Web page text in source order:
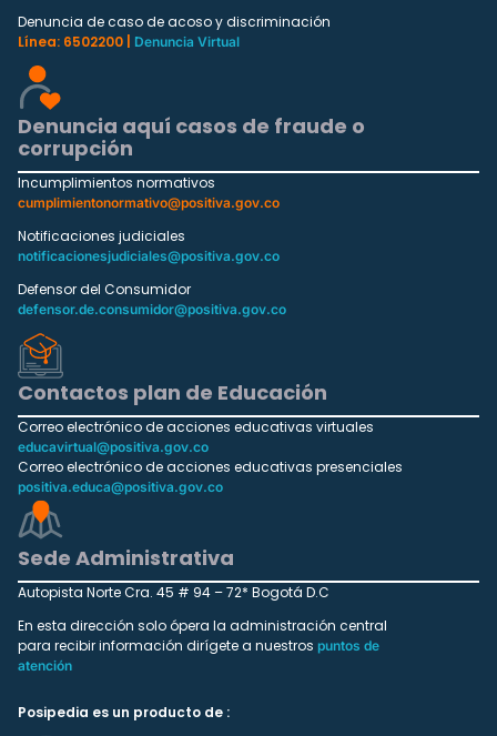
Denuncia de caso de acoso y discriminación
Línea: 6502200 |
Denuncia Virtual
Denuncia aquí casos de fraude o
corrupción
Incumplimientos normativos
cumplimientonormativo@positiva.gov.co
Notificaciones judiciales
notificacionesjudiciales@positiva.gov.co
Defensor del Consumidor
defensor.de.consumidor@positiva.gov.co
Contactos plan de Educación
Correo electrónico de acciones educativas virtuales
educavirtual@positiva.gov.co
Correo electrónico de acciones educativas presenciales
positiva.educa@positiva.gov.co
Sede Administrativa
Autopista Norte Cra. 45 # 94 – 72* Bogotá D.C
En esta dirección solo ópera la administración central
para recibir información dirígete a nuestros puntos de
atención
Posipedia es un producto de :